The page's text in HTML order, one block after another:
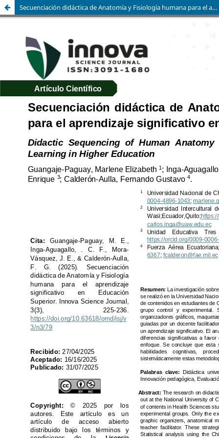
Secuenciación didáctica de Anatomía y Fisiología humana para el aprendizaje significativo en Educación Superior